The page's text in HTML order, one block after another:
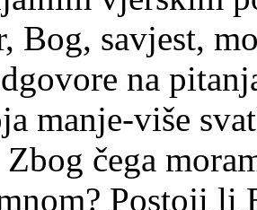
Bog, savjest,
na
manje-više
čega
Postoji li